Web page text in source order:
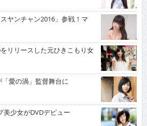
ヤンチャン2016」参戦！マ
リリースした元ひきこもり女
愛の渦」監督舞台に
少女がDVDデビュー